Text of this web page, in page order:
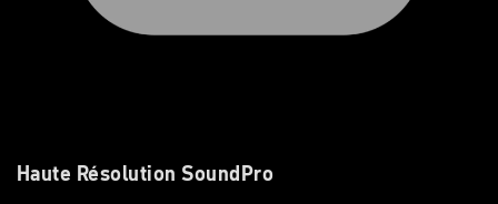
Haute Résolution SoundPro